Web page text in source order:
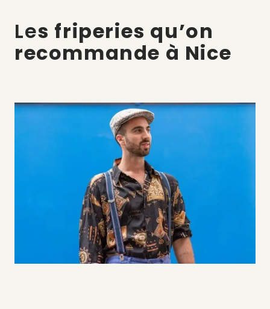
Les friperies qu’on
recommande à Nice